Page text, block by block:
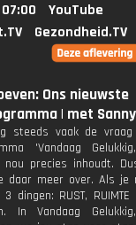
YouTube
Gezondheid.TV
Ons nieuwste
| met
steeds vaak de
'Vandaag
nou precies inhoudt.
daar meer over. Als je
dingen: RUST, RUIMTE
In Vandaag